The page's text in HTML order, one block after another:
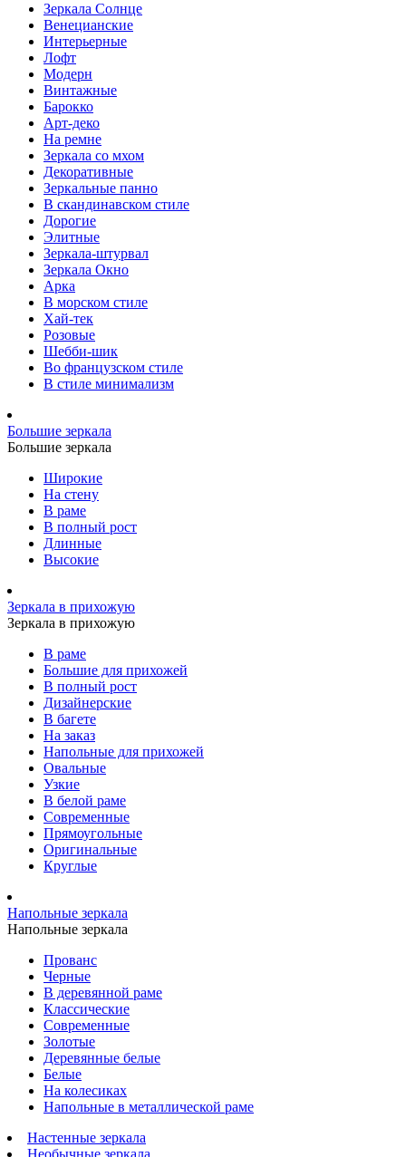
Зеркала Солнце
Венецианские
Интерьерные
Лофт
Модерн
Винтажные
Барокко
Арт-деко
На ремне
Зеркала со мхом
Декоративные
Зеркальные панно
В скандинавском стиле
Дорогие
Элитные
Зеркала-штурвал
Зеркала Окно
Арка
В морском стиле
Хай-тек
Розовые
Шебби-шик
Во французском стиле
В стиле минимализм
Большие зеркала
Большие зеркала
Широкие
На стену
В раме
В полный рост
Длинные
Высокие
Зеркала в прихожую
Зеркала в прихожую
В раме
Большие для прихожей
В полный рост
Дизайнерские
В багете
На заказ
Напольные для прихожей
Овальные
Узкие
В белой раме
Современные
Прямоугольные
Оригинальные
Круглые
Напольные зеркала
Напольные зеркала
Прованс
Черные
В деревянной раме
Классические
Современные
Золотые
Деревянные белые
Белые
На колесиках
Напольные в металлической раме
Настенные зеркала
Необычные зеркала